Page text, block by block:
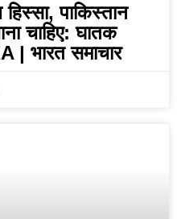
पाकिस्तान
चाहिए: घातक
| भारत समाचार